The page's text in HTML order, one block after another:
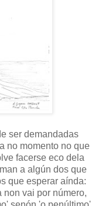
ser demandadas
no momento no que
facerse eco dela
a algún dos que
que esperar aínda:
non vai por número,